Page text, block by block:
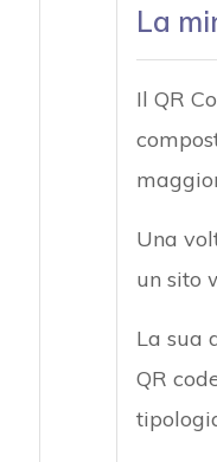
La
Il QR
Una
un sito
La sua
QR